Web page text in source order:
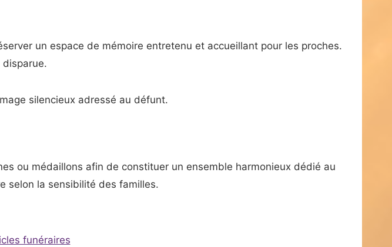
un espace de mémoire entretenu et accueillant pour les proches.
silencieux adressé au défunt.
ou médaillons afin de constituer un ensemble harmonieux dédié au
selon la sensibilité des familles.
funéraires